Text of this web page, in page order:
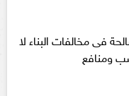
فى مخالفات البناء لا
ومنافع